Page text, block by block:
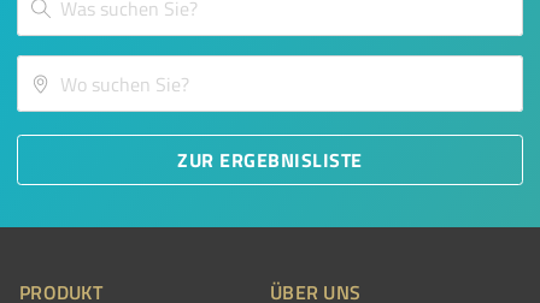
ZUR ERGEBNISLISTE
PRODUKT ÜBER UNS